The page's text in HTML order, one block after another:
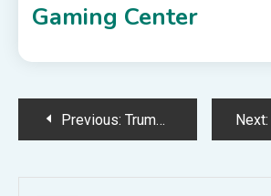
Gaming Center
PostPrevious: Trump Gesa Iran Setuju Buat Perjanjian Nuklear Next: